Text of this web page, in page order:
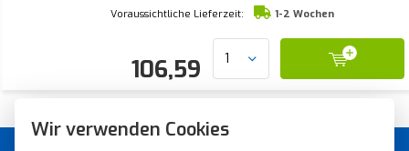
Wir verwenden Cookies
Voraussichtliche Lieferzeit:
1-2 Wochen
106,59